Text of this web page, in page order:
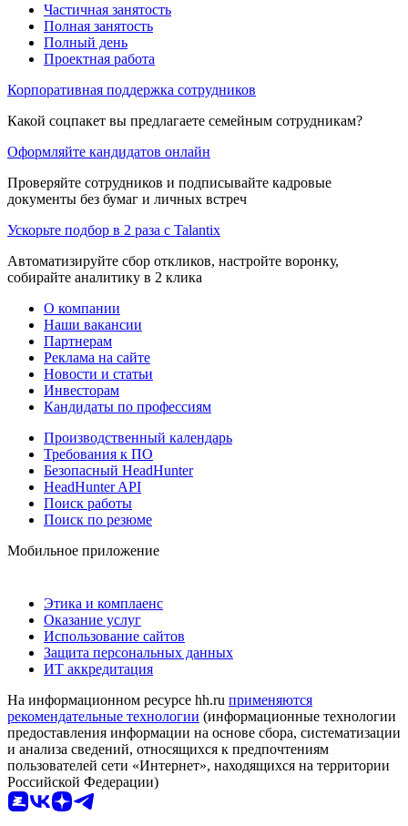
Частичная занятость
Полная занятость
Полный день
Проектная работа
Корпоративная поддержка сотрудников
Какой соцпакет вы предлагаете семейным сотрудникам?
Оформляйте кандидатов онлайн
Проверяйте сотрудников и подписывайте кадровые
документы без бумаг и личных встреч
Ускорьте подбор в 2 раза с Talantix
Автоматизируйте сбор откликов, настройте воронку,
собирайте аналитику в 2 клика
О компании
Наши вакансии
Партнерам
Реклама на сайте
Новости и статьи
Инвесторам
Кандидаты по профессиям
Производственный календарь
Требования к ПО
Безопасный HeadHunter
HeadHunter API
Поиск работы
Поиск по резюме
Мобильное приложение
Этика и комплаенс
Оказание услуг
Использование сайтов
Защита персональных данных
ИТ аккредитация
На информационном ресурсе hh.ru применяются
рекомендательные технологии (информационные технологии
предоставления информации на основе сбора, систематизации
и анализа сведений, относящихся к предпочтениям
пользователей сети «Интернет», находящихся на территории
Российской Федерации)